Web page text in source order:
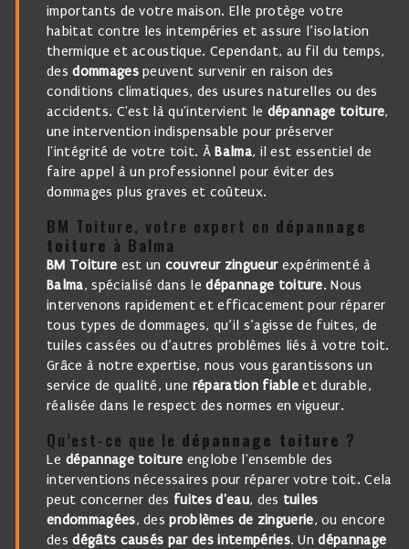
importants de votre maison. Elle protège votre
habitat contre les intempéries et assure l’isolation
thermique et acoustique. Cependant, au fil du temps,
desdommagespeuvent survenir en raison des
conditions climatiques, des usures naturelles ou des
accidents. C'est là qu'intervient le dépannage toiture,
une intervention indispensable pour préserver
l'intégrité de votre toit. ÀBalma, il est essentiel de
faire appel à un professionnel pour éviter des
dommages plus graves et coûteux.
BM Toiture, votre expert en dépannage
toiture à Balma
BM Toiture est un couvreur zingueurexpérimenté à
Balma, spécialisé dans ledépannage toiture. Nous
intervenons rapidement et efficacement pour réparer
tous types de dommages, qu’il s’agisse de fuites, de
tuiles cassées ou d’autres problèmes liés à votre toit.
Grâce à notre expertise, nous vous garantissons un
service de qualité, une réparation fiable et durable,
réalisée dans le respect des normes en vigueur.
Qu’est-ce que le dépannage toiture ?
Le dépannage toiture englobe l'ensemble des
interventions nécessaires pour réparer votre toit. Cela
peut concerner des fuites d'eau, des tuiles
endommagées, desproblèmes de zinguerie, ou encore
desdégâts causés par des intempéries. Undépannage